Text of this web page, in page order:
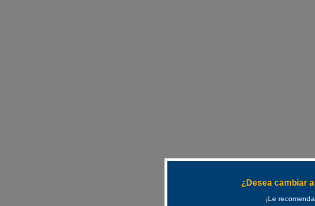
¿Desea cambiar
¡Le